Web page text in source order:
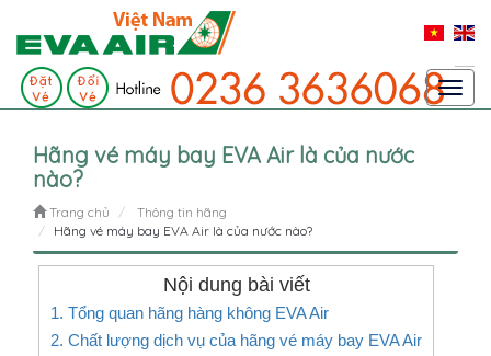
Hãng vé máy bay EVA Air là của nước
nào?
Trang chủ
Thông tin hãng
Hãng vé máy bay EVA Air là của nước nào?
Nội dung bài viết
1. Tổng quan hãng hàng không EVA Air
2. Chất lượng dịch vụ của hãng vé máy bay EVA Air